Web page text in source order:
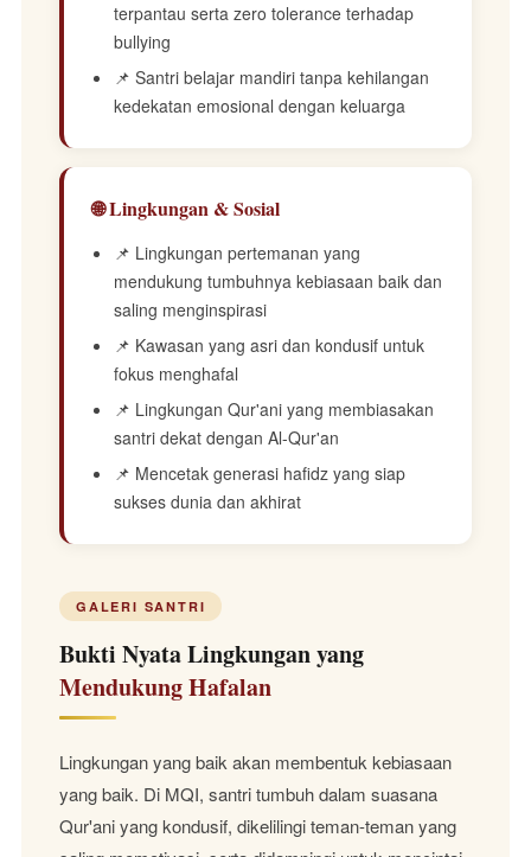
terpantau serta zero tolerance terhadap
bullying
📌 Santri belajar mandiri tanpa kehilangan
kedekatan emosional dengan keluarga
🌐 Lingkungan & Sosial
📌 Lingkungan pertemanan yang
mendukung tumbuhnya kebiasaan baik dan
saling menginspirasi
📌 Kawasan yang asri dan kondusif untuk
fokus menghafal
📌 Lingkungan Qur'ani yang membiasakan
santri dekat dengan Al-Qur'an
📌 Mencetak generasi hafidz yang siap
sukses dunia dan akhirat
GALERI SANTRI
Bukti Nyata Lingkungan yang
Mendukung Hafalan
Lingkungan yang baik akan membentuk kebiasaan
yang baik. Di MQI, santri tumbuh dalam suasana
Qur'ani yang kondusif, dikelilingi teman-teman yang